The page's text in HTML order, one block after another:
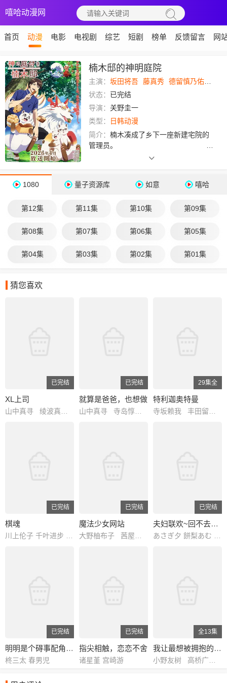
嘻哈动漫网
首页 动漫 电影 电视剧 综艺 短剧 榜单 反馈留言 网
楠木邸的神明庭院
主演： 坂田将吾 藤真秀 德留慎乃佑
状态： 已完结
导演： 关野圭一
类型：
日韩动漫
简介： 楠木凑成了乡下一座新建宅院的
管理员。
原本是座有恶灵寄宿
知不觉间将之消灭殆尽！
净化过后的楠木邸变得万分舒适宜居，
族、嗜酒的灵龟……
1080 量子资源库 如意 嘻哈
第12集 第11集 第10集 第09集
第08集 第07集 第06集 第05集
第04集 第03集 第02集 第01集
猜您喜欢
已完结
XL上司
已完结
就算是爸爸，也想做
山中真寻 寺岛惇太 古木望 白井悠介
29集全
特利迦奥特曼
已完结
棋魂
已完结
魔法少女网站
已完结
夫妇联欢~回不去的夜晚~
已完结
明明是个碍事配角、却被王子给宠爱了
柊三太 春男児
已完结
指尖相触，恋恋不舍
诸星堇 宫崎游
全13集
我让最想被拥抱的男人给威胁了